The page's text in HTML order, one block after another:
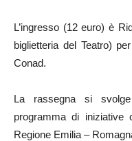
L’ingresso (12 euro) è
biglietteria del Teatro)
Conad.
La rassegna si
programma di
Regione Emilia –